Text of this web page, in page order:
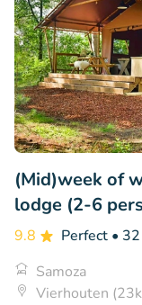
(Mid)week of
lodge (2-6
9.8 Perfect •
Samoza
Vierhouten